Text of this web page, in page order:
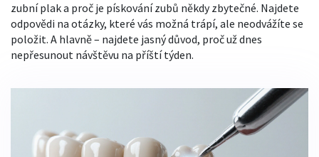
zubní plak a proč je pískování zubů někdy zbytečné. Najdete
odpovědi na otázky, které vás možná trápí, ale neodvážíte se
položit. A hlavně – najdete jasný důvod, proč už dnes
nepřesunout návštěvu na příští týden.